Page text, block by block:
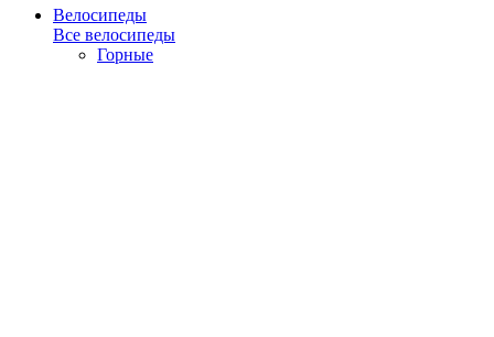
Велосипеды
Все велосипеды
Горные